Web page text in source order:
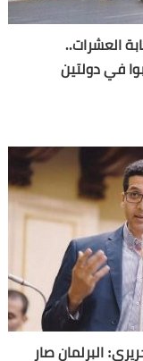
إلى 29 قتيلًا وإصابة العشرات..
في دولتين
البرلمان صار